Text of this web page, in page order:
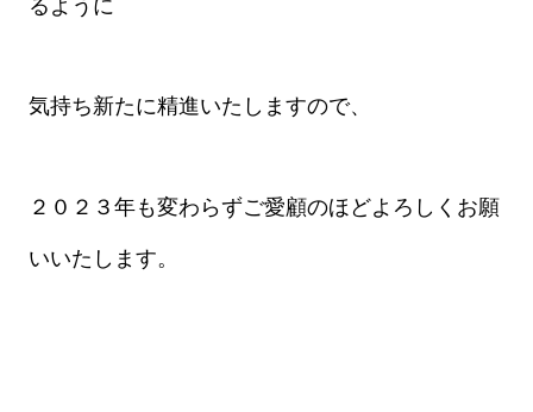
るように
気持ち新たに精進いたしますので、
２０２３年も変わらずご愛顧のほどよろしくお願
いいたします。